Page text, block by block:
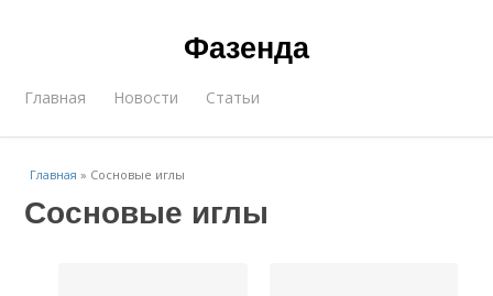
Фазенда
Главная Новости Статьи
Главная » Сосновые иглы
Сосновые иглы